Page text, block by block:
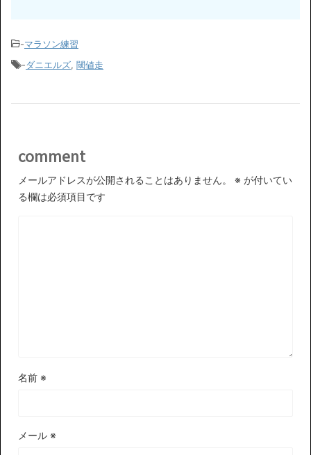
-マラソン練習
-ダニエルズ, 閾値走
comment
メールアドレスが公開されることはありません。 ※ が付いてい
る欄は必須項目です
名前 ※
メール ※